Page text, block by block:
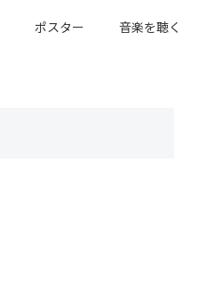
ポスター 音楽を聴く